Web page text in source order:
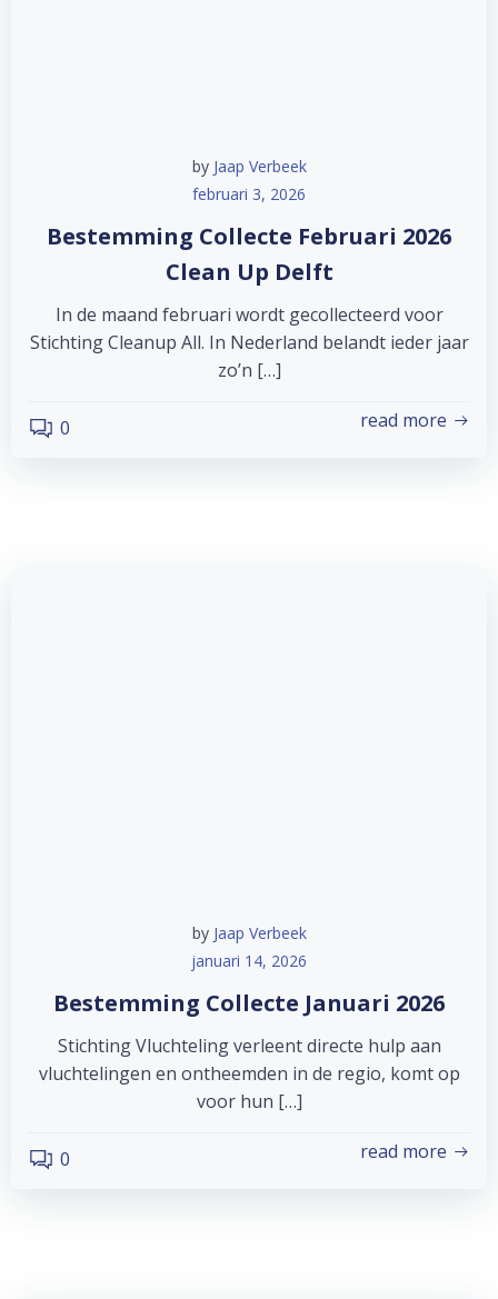
by Jaap Verbeek
februari 3, 2026
Bestemming Collecte Februari 2026
Clean Up Delft
In de maand februari wordt gecollecteerd voor
Stichting Cleanup All. In Nederland belandt ieder jaar
zo’n […]
0 read more
by Jaap Verbeek
januari 14, 2026
Bestemming Collecte Januari 2026
Stichting Vluchteling verleent directe hulp aan
vluchtelingen en ontheemden in de regio, komt op
voor hun […]
0 read more